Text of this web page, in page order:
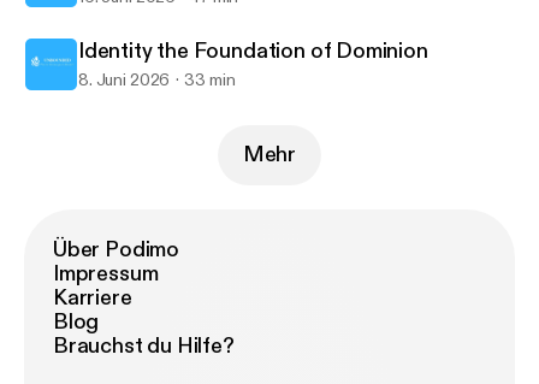
Identity the Foundation of Dominion
8. Juni 2026 33 min
Mehr
Über Podimo
Impressum
Karriere
Blog
Brauchst du Hilfe?